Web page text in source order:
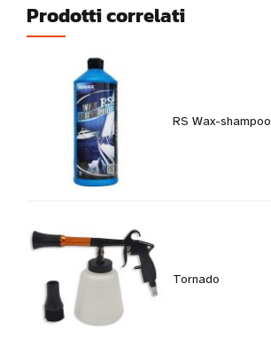
Prodotti correlati
RS Wax-shampoo
Tornado